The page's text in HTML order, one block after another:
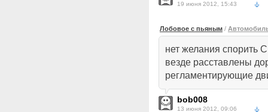
19 июня 2012, 15:43
Лобовое с пьяным /
нет желания спорить
везде расставлены
регламентирующие
bob008
13 июня 2012, 09:06